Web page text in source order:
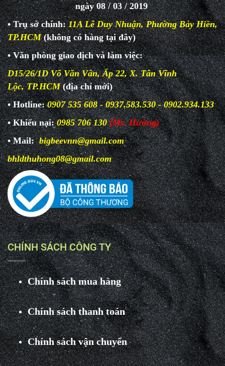
ngày 08 / 03 / 2019
• Trụ sở chính:11A Lê Duy Nhuận, Phường Bảy Hiền,
TP.HCM (không có hàng tại đây)
• Văn phòng giao dịch và làmviệc:
D15/26/1D Võ Văn Vân, Ấp 22, X. Tân Vĩnh
Lộc, TP.HCM(địa chỉ mới)
• Hotline:0907 535 608 - 0937.583.530 - 0902.934.133
• Khiếu nại: 0985 706 130 (Ms. Hường)
• Mail:bigbeevnn@gmail.com
bhldthuhong08@gmail.com
CHÍNH SÁCH CÔNG TY
Chính sách mua hàng
Chính sách thanh toán
Chính sách vận chuyển